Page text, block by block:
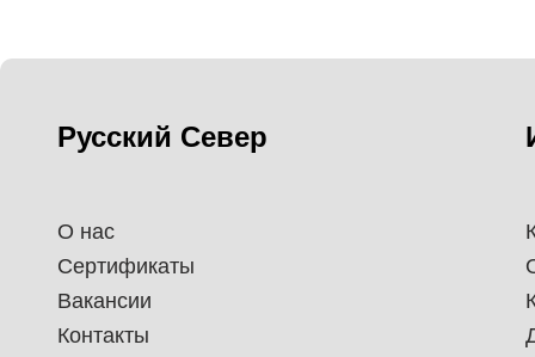
Русский Север
О нас
Сертификаты
Вакансии
Контакты